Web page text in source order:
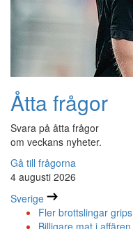
Åtta frågor
Svara på åtta frågor
om veckans nyheter.
Gå till frågorna
4 augusti 2026
Sverige
Fler brottslingar grips